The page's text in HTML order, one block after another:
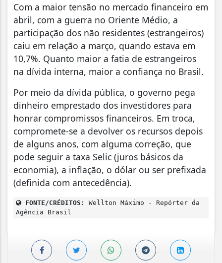
Com a maior tensão no mercado financeiro em
abril, com a guerra no Oriente Médio, a
participação dos não residentes (estrangeiros)
caiu em relação a março, quando estava em
10,7%. Quanto maior a fatia de estrangeiros
na dívida interna, maior a confiança no Brasil.
Por meio da dívida pública, o governo pega
dinheiro emprestado dos investidores para
honrar compromissos financeiros. Em troca,
compromete-se a devolver os recursos depois
de alguns anos, com alguma correção, que
pode seguir a taxa Selic (juros básicos da
economia), a inflação, o dólar ou ser prefixada
(definida com antecedência).
FONTE/CRÉDITOS:
Wellton Máximo - Repórter da
Agência Brasil